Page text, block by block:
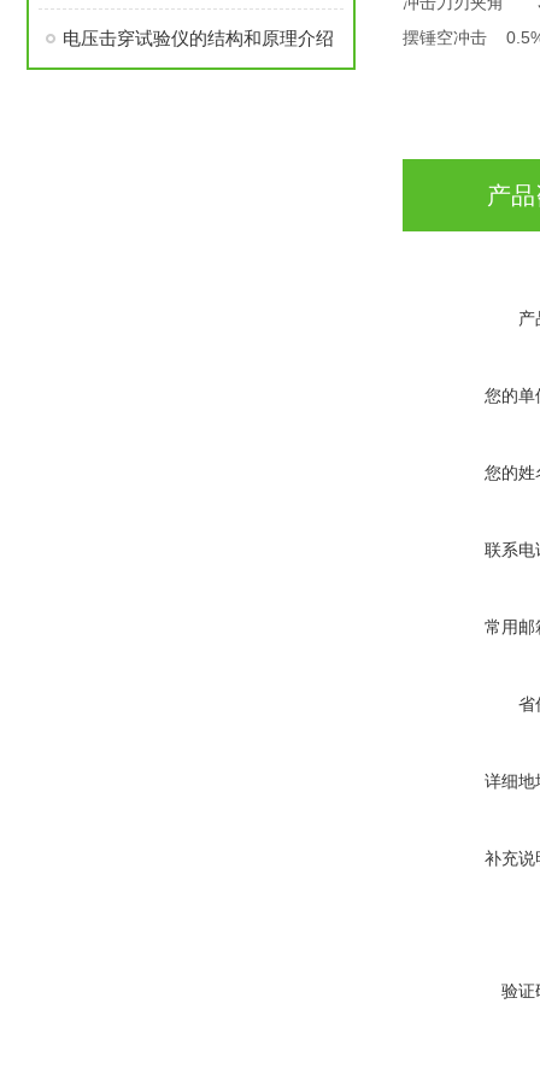
电压击穿试验仪的结构和原理介绍 摆锤空冲击
产
产
您的单
您的姓
联系电
常用邮
省
详细地
补充说
验证